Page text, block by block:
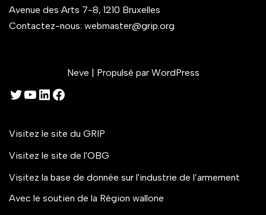
Avenue des Arts 7-8, 1210 Bruxelles
Contactez-nous: webmaster@grip.org
Neve | Propulsé par WordPress
Visitez le site du GRIP
Visitez le site de l'OBG
Visitez la base de donnée sur l'industrie de l’armement
Avec le soutien de la Région wallone